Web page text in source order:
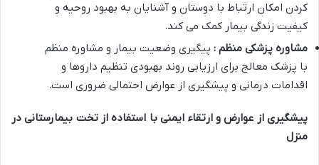
کردن امکان ارتباط با دوستان و آشنایان به بهبود روحیه و
کیفیت زندگی بیمار کمک می کند.
مشاوره پزشکی منظم : پیگیری وضعیت بیمار و مشاوره منظم
با پزشک معالج برای ارزیابی روند بهبودی تنظیم داروها و
اقدامات درمانی و پیشگیری از عوارض احتمالی ضروری است.
پیشگیری از عوارض و ارتقاء ایمنی با استفاده از تخت بیمارستانی در
منزل